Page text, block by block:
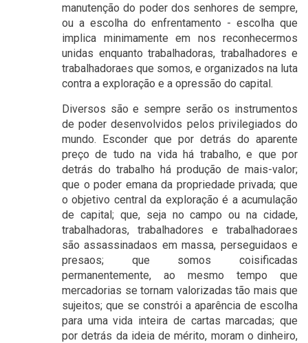
manutenção do poder dos senhores de sempre,
ou a escolha do enfrentamento - escolha que
implica minimamente em nos reconhecermos
unidas enquanto trabalhadoras, trabalhadores e
trabalhadoraes que somos, e organizados na luta
contra a exploração e a opressão do capital.
Diversos são e sempre serão os instrumentos
de poder desenvolvidos pelos privilegiados do
mundo. Esconder que por detrás do aparente
preço de tudo na vida há trabalho, e que por
detrás do trabalho há produção de mais-valor;
que o poder emana da propriedade privada; que
o objetivo central da exploração é a acumulação
de capital; que, seja no campo ou na cidade,
trabalhadoras, trabalhadores e trabalhadoraes
são assassinadaos em massa, perseguidaos e
presaos; que somos coisificadas
permanentemente, ao mesmo tempo que
mercadorias se tornam valorizadas tão mais que
sujeitos; que se constrói a aparência de escolha
para uma vida inteira de cartas marcadas; que
por detrás da ideia de mérito, moram o dinheiro,